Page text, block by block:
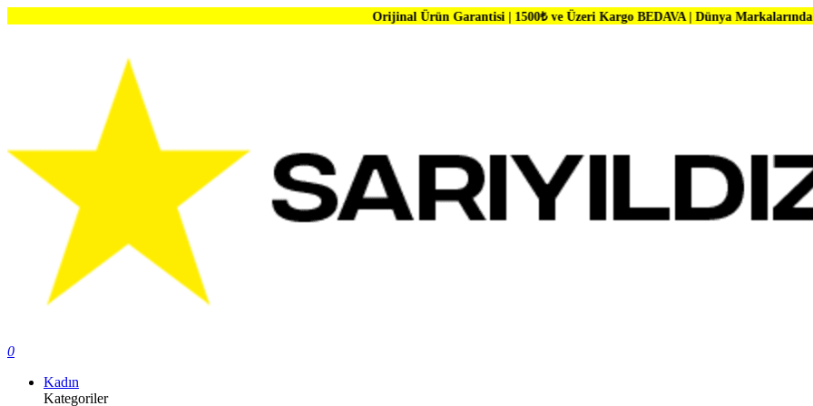
Orijinal Ürün Garantisi | 1500₺ ve Üzeri Kargo BEDAVA | Dünya Markalarında Büyük
0
Kadın
Kategoriler